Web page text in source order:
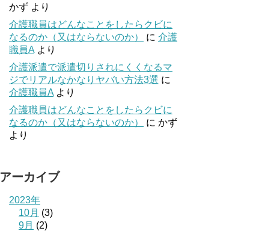
かず より
介護職員はどんなことをしたらクビに
なるのか（又はならないのか）
に 介護
職員A より
介護派遣で派遣切りされにくくなるマ
ジでリアルなかなりヤバい方法3選 に
介護職員A より
介護職員はどんなことをしたらクビに
なるのか（又はならないのか）
に かず
より
アーカイブ
2023年
10月 (3)
9月 (2)